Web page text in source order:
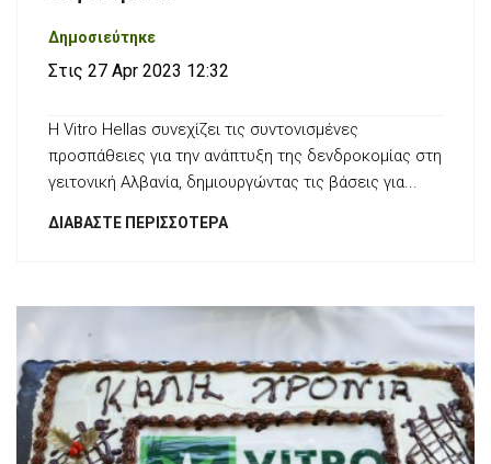
Δημοσιεύτηκε
Στις 27 Apr 2023 12:32
Η Vitro Hellas συνεχίζει τις συντονισμένες
προσπάθειες για την ανάπτυξη της δενδροκομίας στη
γειτονική Αλβανία, δημιουργώντας τις βάσεις για...
ΔΙΑΒΆΣΤΕ ΠΕΡΙΣΣΌΤΕΡΑ